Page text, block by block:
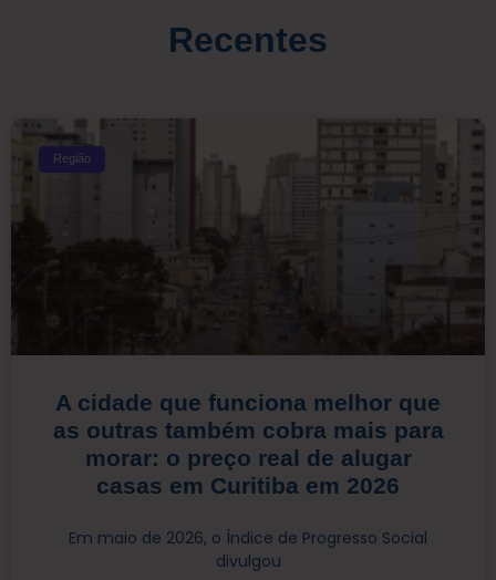
Recentes
Região
A cidade que funciona melhor que
as outras também cobra mais para
morar: o preço real de alugar
casas em Curitiba em 2026
Em maio de 2026, o Índice de Progresso Social
divulgou